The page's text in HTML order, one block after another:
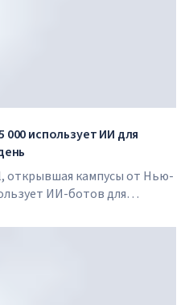
000 использует ИИ для
открывшая кампусы от Нью-
ИИ-ботов для
учителей, домашних